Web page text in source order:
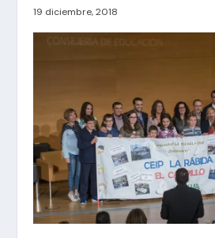
19 diciembre, 2018